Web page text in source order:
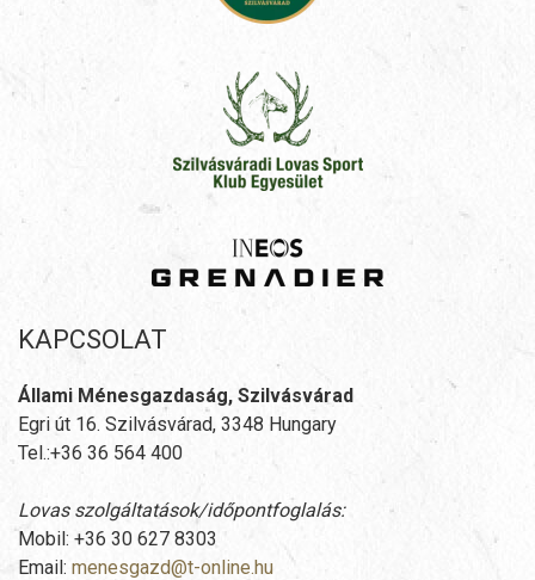
KAPCSOLAT
Állami Ménesgazdaság, Szilvásvárad
Egri út 16. Szilvásvárad, 3348 Hungary
Tel.:+36 36 564 400
Lovas szolgáltatások/időpontfoglalás:
Mobil: +36 30 627 8303
Email: menesgazd@t-online.hu